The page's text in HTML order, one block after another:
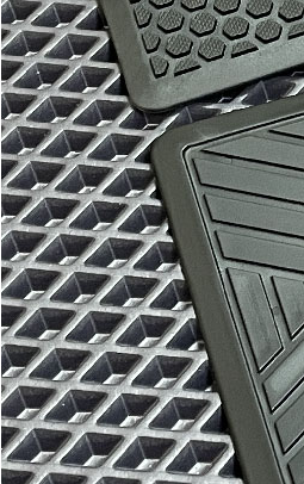
Два передних коврика
Водительский коврик
Коврик переднего пассажира
Два задних коврика
Багажник
EVA